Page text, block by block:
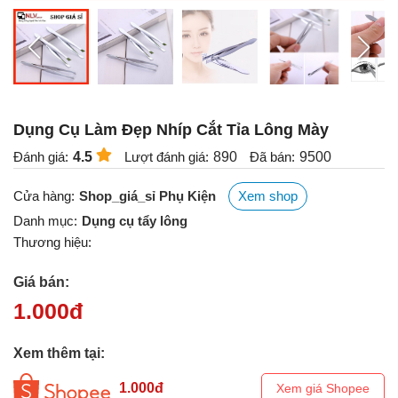
Dụng Cụ Làm Đẹp Nhíp Cắt Tỉa Lông Mày
Đánh giá: 4.5 Lượt đánh giá: 890 Đã bán: 9500
Cửa hàng: Shop_giá_sỉ Phụ Kiện
Xem shop
Danh mục: Dụng cụ tẩy lông
Thương hiệu:
Giá bán:
1.000đ
Xem thêm tại:
1.000đ Xem giá Shopee